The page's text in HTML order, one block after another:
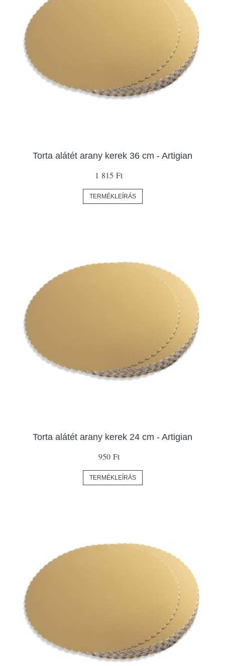
Torta alátét arany kerek 36 cm - Artigian
1 815 Ft
TERMÉKLEÍRÁS
Torta alátét arany kerek 24 cm - Artigian
950 Ft
TERMÉKLEÍRÁS